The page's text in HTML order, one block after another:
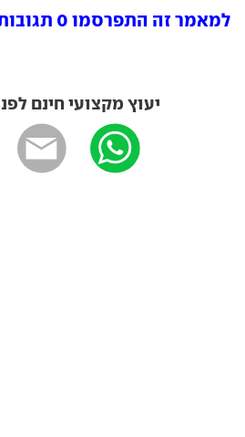
למאמר זה התפרסמו 0 תגובות
יעוץ מקצועי חינם